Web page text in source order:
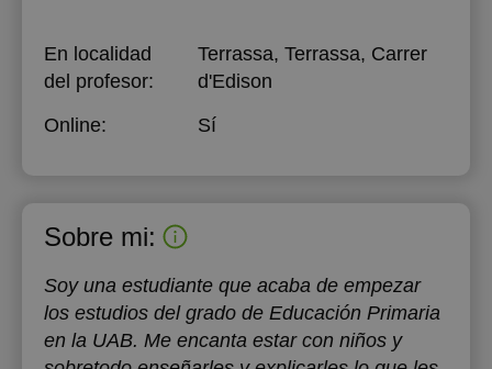
En localidad
del profesor:
Terrassa, Terrassa, Carrer
d'Edison
Online:
Sí
Sobre mi:
Soy una estudiante que acaba de empezar
los estudios del grado de Educación Primaria
en la UAB. Me encanta estar con niños y